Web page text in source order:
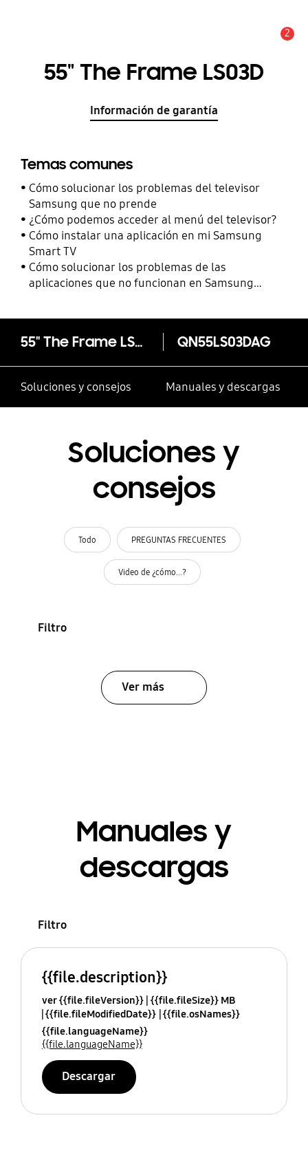
2
55" The Frame LS03D
Información de garantía
Temas comunes
Cómo solucionar los problemas del televisor
Samsung que no prende
¿Cómo podemos acceder al menú del televisor?
Cómo instalar una aplicación en mi Samsung
Smart TV
Cómo solucionar los problemas de las
aplicaciones que no funcionan en Samsung
55" The Frame LS03D QN55LS03DAG
Soluciones y consejos Manuales y descargas
Soluciones y
consejos
Todo PREGUNTAS FRECUENTES
Video de ¿cómo...?
Filtro
Ver más
Manuales y
descargas
Filtro
{{file.description}}
ver {{file.fileVersion}} {{file.fileSize}} MB
{{file.fileModifiedDate}} {{file.osNames}}
{{file.languageName}}
{{file.languageName}}
Descargar